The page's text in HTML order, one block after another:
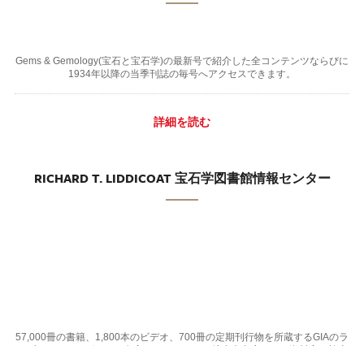
Gems & Gemology(宝石と宝石学)の最新号で紹介した全コンテンツならびに
1934年以降の当季刊誌の毎号へアクセスできます。
詳細を読む
RICHARD T. LIDDICOAT 宝石学図書館情報センター
57,000冊の書籍、1,800本のビデオ、700冊の定期刊行物を所蔵するGIAのラ